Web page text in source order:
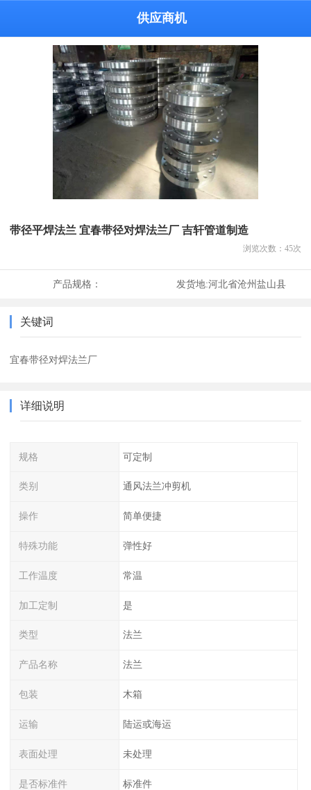
供应商机
带径平焊法兰 宜春带径对焊法兰厂 吉轩管道制造
浏览次数： 45次
产品规格： 发货地:河北省沧州盐山县
关键词
宜春带径对焊法兰厂
详细说明
规格 可定制
类别 通风法兰冲剪机
操作 简单便捷
特殊功能 弹性好
工作温度 常温
加工定制 是
类型 法兰
产品名称 法兰
包装 木箱
运输 陆运或海运
表面处理 未处理
是否标准件 标准件